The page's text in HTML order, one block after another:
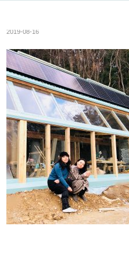
2019-08-16